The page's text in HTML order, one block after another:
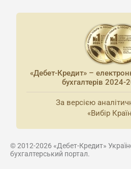
«Дебет-Кредит» –
бухгалтерів 2024-
За версією
«Вибір
© 2012-2026 «Дебет-Кредит»
бухгалтерський портал.